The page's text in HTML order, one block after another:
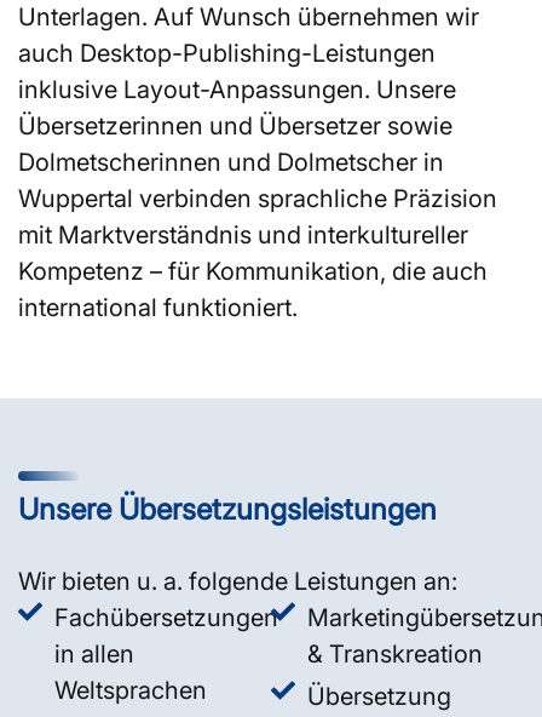
Unterlagen. Auf Wunsch übernehmen wir
auch Desktop-Publishing-Leistungen
inklusive Layout-Anpassungen. Unsere
Übersetzerinnen und Übersetzer sowie
Dolmetscherinnen und Dolmetscher in
Wuppertal verbinden sprachliche Präzision
mit Marktverständnis und interkultureller
Kompetenz – für Kommunikation, die auch
international funktioniert.
Unsere Übersetzungsleistungen
Wir bieten u. a. folgende Leistungen an:
Fachübersetzungen
in allen
Weltsprachen
& Transkreation
Übersetzung